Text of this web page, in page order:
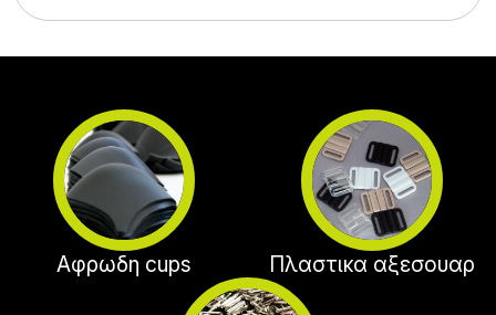
Αφρωδη cups Πλαστικα αξεσουαρ